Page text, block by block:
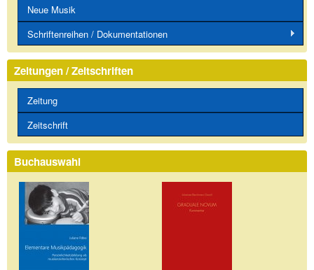
Neue Musik
Schriftenreihen / Dokumentationen
Zeitungen / Zeitschriften
Zeitung
Zeitschrift
Buchauswahl